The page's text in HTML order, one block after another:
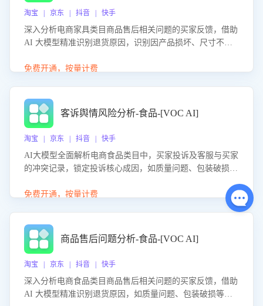
淘宝 | 京东 | 抖音 | 快手
深入分析电商家具类目商品售后相关问题的买家反馈，借助
AI 大模型精准识别退货原因，识别因产品损坏、尺寸不符
力商家优化产品或服务，实现销售额的显著提升。
免费开通，按量计费
客诉舆情风险分析-食品-[VOC AI]
淘宝 | 京东 | 抖音 | 快手
AI大模型全面解析电商食品类目中，买家投诉及客服与买家
的冲突记录，锁定投诉核心成因，如质量问题、包装破损
置差评防控，提升客户满意度。
免费开通，按量计费
商品售后问题分析-食品-[VOC AI]
淘宝 | 京东 | 抖音 | 快手
深入分析电商食品类目商品售后相关问题的买家反馈，借助
AI 大模型精准识别退货原因，如质量问题、包装破损等，